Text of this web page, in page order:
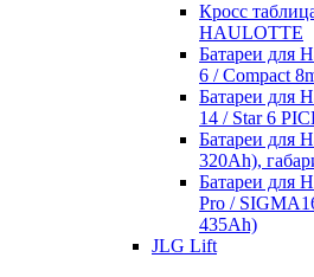
Кросc
HAULOTTE
Батареи для
6 / Compact
Батареи для
14 / Star 6
Батареи для
320Ah),
Батареи для
Pro /
435Ah)
JLG Lift